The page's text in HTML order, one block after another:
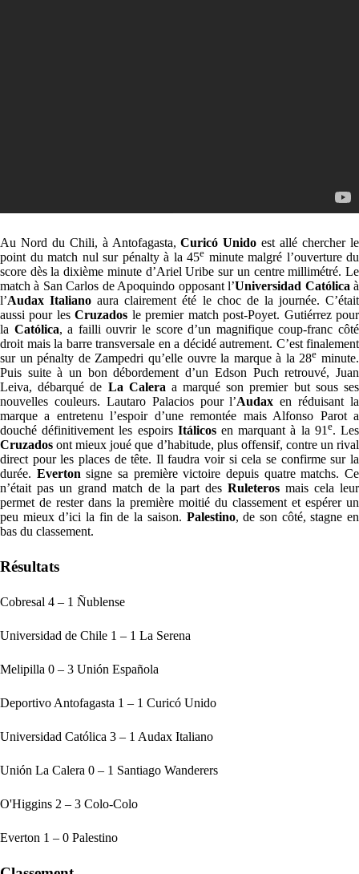
Au Nord du Chili, à Antofagasta,Curicó Unido est allé chercher le
point du match nul sur pénalty à la 45e minute malgré l’ouverture du
score dès la dixième minute d’Ariel Uribe sur un centre millimétré. Le
match à San Carlos de Apoquindo opposant l’Universidad Católica à
l’Audax Italiano aura clairement été le choc de la journée. C’était
aussi pour lesCruzados le premier match post-Poyet. Gutiérrez pour
la Católica, a failli ouvrir le score d’un magnifique coup-franc côté
droit mais la barre transversale en a décidé autrement. C’est finalement
sur un pénalty de Zampedri qu’elle ouvre la marque à la 28e minute.
Puis suite à un bon débordement d’un Edson Puch retrouvé, Juan
Leiva, débarqué de La Calera a marqué son premier but sous ses
nouvelles couleurs. Lautaro Palacios pour l’Audaxen réduisant la
marque a entretenu l’espoir d’une remontée mais Alfonso Parot a
douché définitivement les espoirs Itálicosen marquant à la 91 e. Les
Cruzados ont mieux joué que d’habitude, plus offensif, contre un rival
direct pour les places de tête. Il faudra voir si cela se confirme sur la
durée. Everton signe sa première victoire depuis quatre matchs. Ce
n’était pas un grand match de la part des Ruleteros mais cela leur
permet de rester dans la première moitié du classement et espérer un
peu mieux d’ici la fin de la saison. Palestino, de son côté, stagne en
bas du classement.
Résultats
Cobresal 4 – 1 Ñublense
Universidad de Chile 1 – 1 La Serena
Melipilla 0 – 3 Unión Española
Deportivo Antofagasta 1 – 1 Curicó Unido
Universidad Católica 3 – 1 Audax Italiano
Unión La Calera 0 – 1 Santiago Wanderers
O'Higgins 2 – 3 Colo-Colo
Everton 1 – 0 Palestino